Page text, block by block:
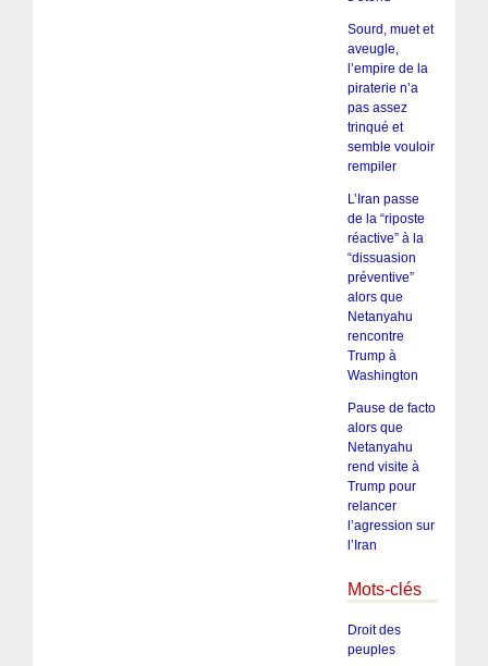
Sourd, muet et
aveugle,
l’empire de la
piraterie n’a
pas assez
trinqué et
semble vouloir
rempiler
L’Iran passe
de la “riposte
réactive” à la
“dissuasion
préventive”
alors que
Netanyahu
rencontre
Trump à
Washington
Pause de facto
alors que
Netanyahu
rend visite à
Trump pour
relancer
l’agression sur
l’Iran
Mots-clés
Droit des
peuples